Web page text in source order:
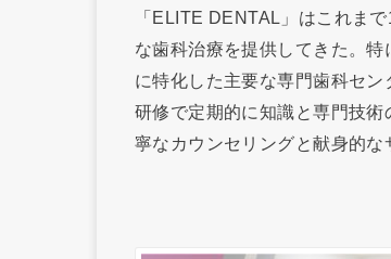
「ELITE DENTAL」はこれま
な歯科治療を提供してきた。
に特化した主要な専門歯科セ
研修で定期的に知識と専門技
寧なカウンセリングと献身的な